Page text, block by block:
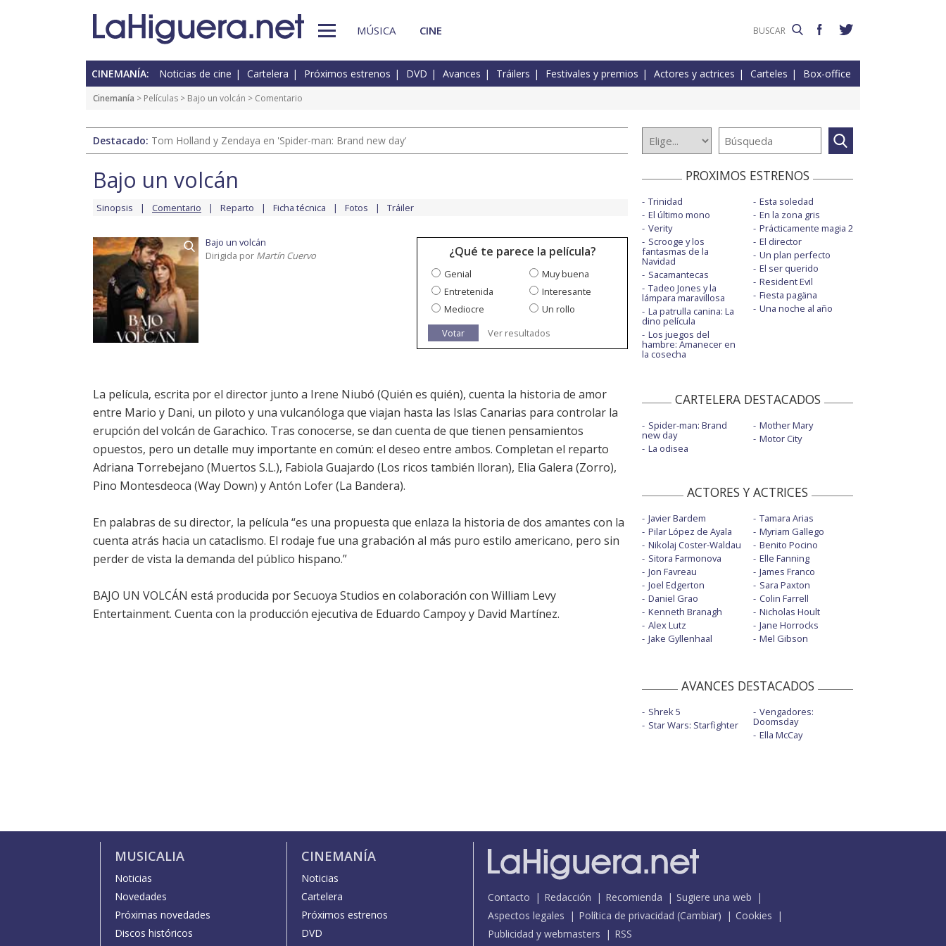
MÚSICA CINE
CINEMANÍA: Noticias de cine Cartelera Próximos estrenos DVD Avances Tráilers Festivales y premios Actores y actrices Carteles Box-office
Cinemanía > Películas > Bajo un volcán > Comentario
Destacado: Tom Holland y Zendaya en 'Spider-man: Brand new day'
Bajo un volcán
Sinopsis Comentario Reparto Ficha técnica Fotos Tráiler
Bajo un volcán
Dirigida por Martín Cuervo ¿Qué te parece la película?
Genial
Muy buena
Entretenida
Interesante
Mediocre
Un rollo
Votar
Ver resultados
La película, escrita por el director junto a Irene Niubó (Quién es quién), cuenta la historia de amor
entre Mario y Dani, un piloto y una vulcanóloga que viajan hasta las Islas Canarias para controlar la
erupción del volcán de Garachico. Tras conocerse, se dan cuenta de que tienen pensamientos
opuestos, pero un detalle muy importante en común: el deseo entre ambos. Completan el reparto
Adriana Torrebejano (Muertos S.L.), Fabiola Guajardo (Los ricos también lloran), Elia Galera (Zorro),
Pino Montesdeoca (Way Down) y Antón Lofer (La Bandera).
En palabras de su director, la película “es una propuesta que enlaza la historia de dos amantes con la
cuenta atrás hacia un cataclismo. El rodaje fue una grabación al más puro estilo americano, pero sin
perder de vista la demanda del público hispano.”
BAJO UN VOLCÁN está producida por Secuoya Studios en colaboración con William Levy
Entertainment. Cuenta con la producción ejecutiva de Eduardo Campoy y David Martínez.
PROXIMOS ESTRENOS
Trinidad
El último mono
Verity
Scrooge y los
fantasmas de la
Navidad
Sacamantecas
Tadeo Jones y la
lámpara maravillosa
La patrulla canina: La
dino película
Los juegos del
hambre: Amanecer en
la cosecha
Esta soledad
En la zona gris
Prácticamente magia 2
El director
Un plan perfecto
El ser querido
Resident Evil
Fiesta pagäna
Una noche al año
CARTELERA DESTACADOS
Spider-man: Brand
new day
La odisea
Mother Mary
Motor City
ACTORES Y ACTRICES
Javier Bardem
Pilar López de Ayala
Nikolaj Coster-Waldau
Sitora Farmonova
Jon Favreau
Joel Edgerton
Daniel Grao
Kenneth Branagh
Alex Lutz
Jake Gyllenhaal
Tamara Arias
Myriam Gallego
Benito Pocino
Elle Fanning
James Franco
Sara Paxton
Colin Farrell
Nicholas Hoult
Jane Horrocks
Mel Gibson
AVANCES DESTACADOS
Shrek 5
Star Wars: Starfighter
Vengadores:
Doomsday
Ella McCay
MUSICALIA
Noticias
Novedades
Próximas novedades
Discos históricos
CINEMANÍA
Noticias
Cartelera
Próximos estrenos
DVD
Contacto Redacción Recomienda
Sugiere una web
Aspectos legales
Política de privacidad (Cambiar)
Cookies
Publicidad y webmasters
RSS